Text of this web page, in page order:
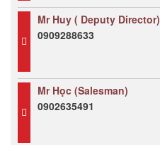
Mr Huy ( Deputy Director)
0909288633
Mr Học (Salesman)
0902635491